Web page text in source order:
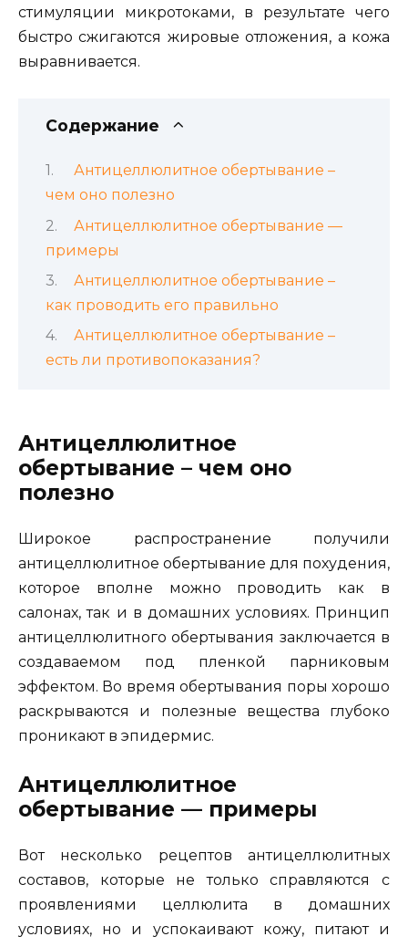
стимуляции микротоками, в результате чего
быстро сжигаются жировые отложения, а кожа
выравнивается.
Содержание
Антицеллюлитное обертывание –
чем оно полезно
Антицеллюлитное обертывание —
примеры
Антицеллюлитное обертывание –
как проводить его правильно
Антицеллюлитное обертывание –
есть ли противопоказания?
Антицеллюлитное
обертывание – чем оно
полезно
Широкое распространение получили
антицеллюлитное обертывание для похудения,
которое вполне можно проводить как в
салонах, так и в домашних условиях. Принцип
антицеллюлитного обертывания заключается в
создаваемом под пленкой парниковым
эффектом. Во время обертывания поры хорошо
раскрываются и полезные вещества глубоко
проникают в эпидермис.
Антицеллюлитное
обертывание — примеры
Вот несколько рецептов антицеллюлитных
составов, которые не только справляются с
проявлениями целлюлита в домашних
условиях, но и успокаивают кожу, питают и